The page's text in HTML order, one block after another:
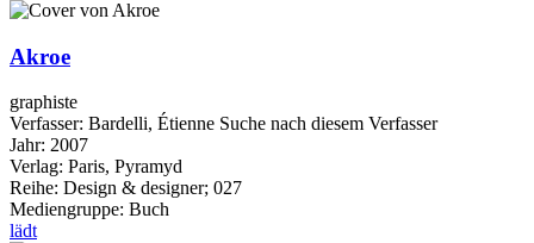
Akroe
graphiste
Verfasser: Bardelli, Étienne Suche nach diesem Verfasser
Jahr: 2007
Verlag: Paris, Pyramyd
Reihe: Design & designer; 027
Mediengruppe: Buch
lädt